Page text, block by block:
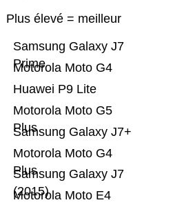
Plus élevé = meilleur
Motorola Moto E4
Samsung Galaxy J7
(2015)
Motorola Moto G4
Plus
Samsung Galaxy J7+
Motorola Moto G5
Plus
Huawei P9 Lite
Motorola Moto G4
Samsung Galaxy J7
Prime